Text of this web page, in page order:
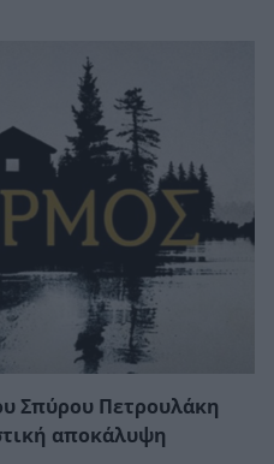
Σπύρου Πετρουλάκη
αποκάλυψη